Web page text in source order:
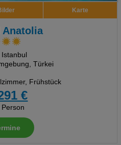
Karte
Anatolia
Istanbul
Türkei
Frühstück
€
Person